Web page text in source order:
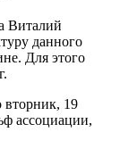
Виталий
данного
Для этого
вторник, 19
ассоциации,